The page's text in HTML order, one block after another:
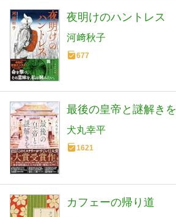
夜明けのハントレス
河﨑秋子
677
最後の皇帝と謎解きを
犬丸幸平
1621
カフェーの帰り道